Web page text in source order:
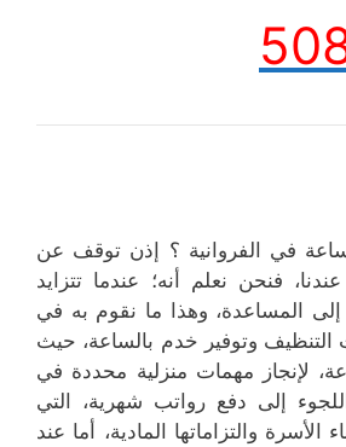
في الفروانية ؟ إذن توقف عن
فنحن نعلم أنه؛ عندما تتزايد
إلى المساعدة، وهذا ما نقوم به في
وتوفير خدم بالساعة، حيث
لإنجاز مهمات منزلية محددة في
إلى دفع رواتب شهرية، التي
الأسرة والتزاماتها المادية، أما عند